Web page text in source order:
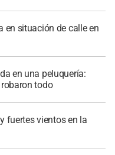
en situación de calle en
en una peluquería:
todo
fuertes vientos en la